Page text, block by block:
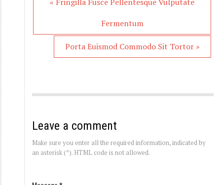
Fermentum
Porta Euismod Commodo Sit Tortor »
Leave a comment
Make sure you enter all the required information, indicated by
an asterisk (*). HTML code is not allowed.